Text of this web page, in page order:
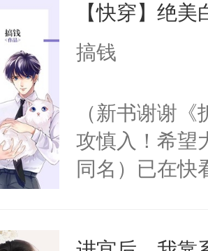
来，给老公
用力——为你
【快穿】绝
搞钱
（新书谢谢
攻慎入！希望
同名）已在快